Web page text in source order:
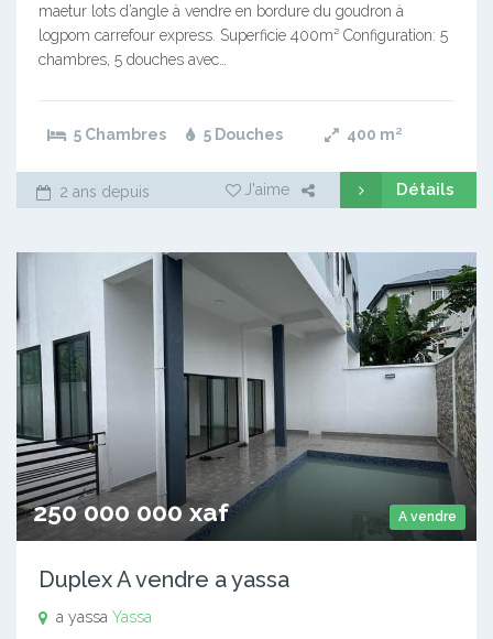
maetur lots d’angle à vendre en bordure du goudron à
logpom carrefour express. Superficie 400m² Configuration: 5
chambres, 5 douches avec…
5 Chambres 5 Douches 400 m²
2 ans depuis J'aime Détails
A vendre
250 000 000 xaf
Duplex A vendre a yassa
a yassa Yassa